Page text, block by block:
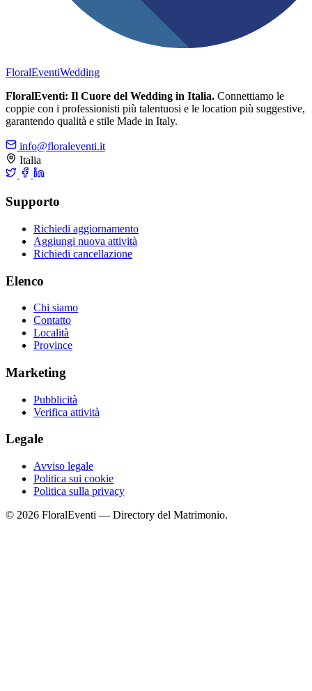
FloralEventiWedding
FloralEventi: Il Cuore del Wedding in Italia. Connettiamo le
coppie con i professionisti più talentuosi e le location più suggestive,
garantendo qualità e stile Made in Italy.
info@floraleventi.it
Italia
Supporto
Richiedi aggiornamento
Aggiungi nuova attività
Richiedi cancellazione
Elenco
Chi siamo
Contatto
Località
Province
Marketing
Pubblicità
Verifica attività
Legale
Avviso legale
Politica sui cookie
Politica sulla privacy
© 2026 FloralEventi — Directory del Matrimonio.